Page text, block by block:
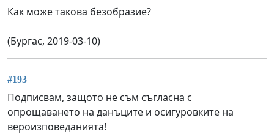
Как може такова безобразие?
(Бургас, 2019-03-10)
#193
Подписвам, защото не съм съгласна с
опрощаването на данъците и осигуровките на
вероизповеданията!